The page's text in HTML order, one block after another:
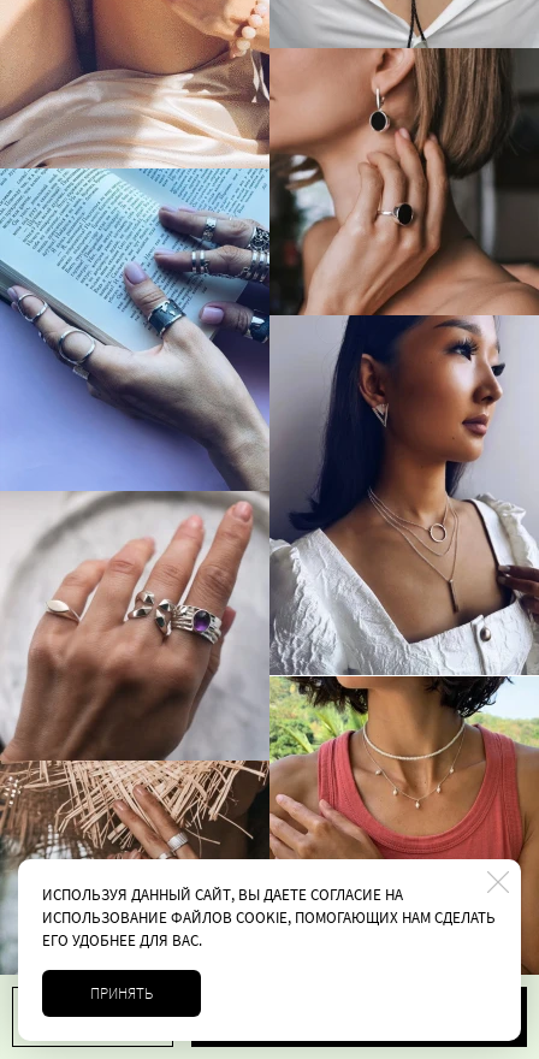
1
ИСПОЛЬЗУЯ ДАННЫЙ САЙТ, ВЫ ДАЕТЕ СОГЛАСИЕ НА
ИСПОЛЬЗОВАНИЕ ФАЙЛОВ COOKIE, ПОМОГАЮЩИХ НАМ СДЕЛАТЬ
ЕГО УДОБНЕЕ ДЛЯ ВАС.
ПРИНЯТЬ